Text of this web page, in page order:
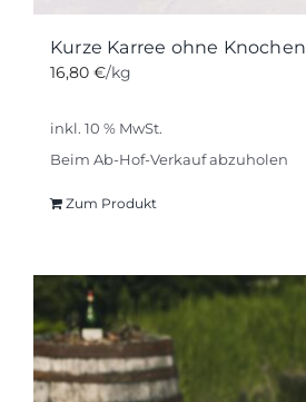
Kurze Karree ohne Knochen
16,80 €/kg
inkl. 10 % MwSt.
Beim Ab-Hof-Verkauf abzuholen
Zum Produkt